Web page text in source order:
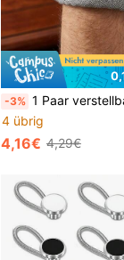
-3% 1 Paar verstellbare unisex Nylon elastische Ärmelhalter, Business Anti-
4 übrig
4,16€ 4,29€